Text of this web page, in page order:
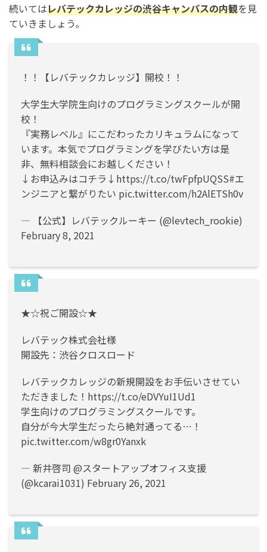
続いてはレバテックカレッジの渋谷キャンパスの内観を見
ていきましょう。
！！【レバテックカレッジ】開校！！
大学生大学院生向けのプログラミングスクールが開
校！
『実務レベル』にこだわったカリキュラムになって
います。本気でプログラミングを学びたい方は是
非、無料相談会にお越しください！
↓お申込みはコチラ↓ https://t.co/twFpfpUQSS#エ
ンジニアと繋がりたい pic.twitter.com/h2AlETSh0v
— 【公式】レバテックルーキー (@levtech_rookie)
February 8, 2021
★☆祝ご開設☆★
レバテック株式会社様
開設先：渋谷クロスロード
レバテックカレッジの新規開設をお手伝いさせてい
ただきました！ https://t.co/eDVYuI1Ud1
学生向けのプログラミングスクールです。
自分が今大学生だったら絶対通ってる…！
pic.twitter.com/w8gr0Yanxk
— 新井啓司 @スタートアップオフィス支援
(@kcarai1031) February 26, 2021